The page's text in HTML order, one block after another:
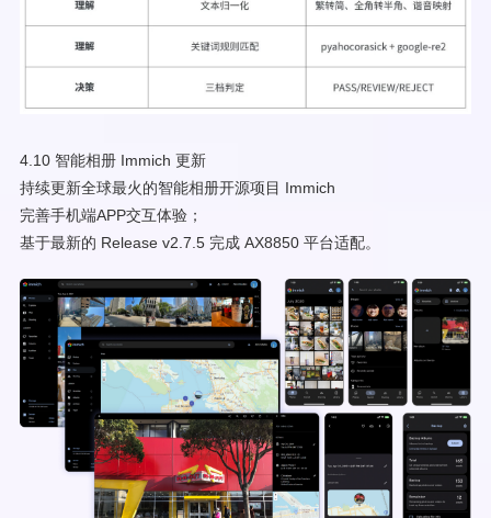
4.10 智能相册 Immich 更新
持续更新全球最火的智能相册开源项目 Immich
完善手机端APP交互体验；
基于最新的 Release v2.7.5 完成 AX8850 平台适配。